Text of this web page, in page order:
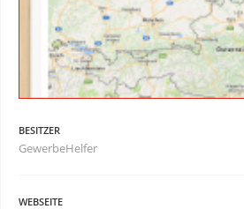
BESITZER
GewerbeHelfer
WEBSEITE